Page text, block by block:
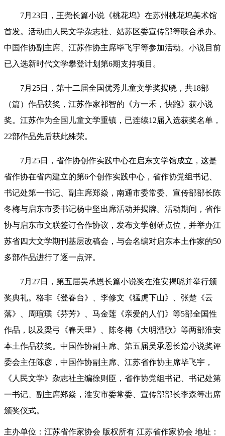
7月23日，王尧长篇小说《桃花坞》在苏州桃花坞美术馆
首发。活动由人民文学杂志社、姑苏区委宣传部等联合承办。
中国作协副主席、江苏作协主席毕飞宇等参加活动。小说目前
已入选新时代文学攀登计划第6期支持项目。
7月25日，第十二届全国优秀儿童文学奖揭晓， 共18部
（篇）作品获奖，江苏作家祁智的《方一禾，快跑》获小说
奖。江苏作为全国儿童文学重镇，已连续12届入选获奖名单，
22部作品先后获此殊荣。
7月25日，省作协创作实践中心在启东文学馆成立，这是
省作协在省内建立的第6个创作实践中心， 省作协党组书记
书记处第一书记、副主席郑焱 ， 南通市委常委、宣传部部长陈
冬梅与启东市委书记杨中坚出席活动并揭牌。 活动期间 ，省作
协与启东市文联签订合作协议，发布文学创研点位，并举办江
苏省四大文学期刊基层改稿会，与会名编对启东本土作家的50
多部作品进行了逐一点评。
7月27日，第五届吴承恩长篇小说奖在淮安揭晓并举行颁
奖典礼。格非《登春台》、李修文《猛虎下山》、张楚《云
落》、周瑄璞《芬芳》、马金莲《亲爱的人们》等5部全国性
作品，以及梁弓《春天里》、陈冬梅《大明漕歌》等两部淮安
本土作品获奖。中国作协副主席、第五届吴承恩长篇小说奖评
委会主任陈彦，中国作协副主席、江苏省作协主席毕飞宇，
《人民文学》杂志社主编徐则臣，省作协党组书记、书记处第
一书记、副主席郑焱，淮安市委常委、宣传部部长李森等出席
颁奖仪式。
主办单位：江苏省作家协会 版权所有 江苏省作家协会 地址：